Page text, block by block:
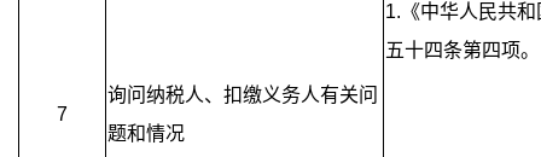
7
询问纳税人、扣缴义务人有关问
题和情况
1.《中华人民共
五十四条第四项。